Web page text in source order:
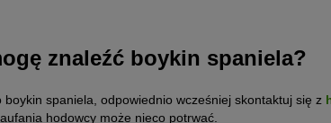
znaleźć boykin spaniela?
spaniela, odpowiednio wcześniej skontaktuj się z
hodowcy może nieco potrwać.